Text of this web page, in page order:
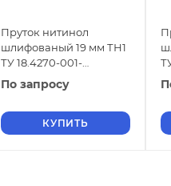
Пруток нитинол
шлифованый 19 мм ТН1
ТУ 18.4270-001-
16980791-2013
По запросу
КУПИТЬ